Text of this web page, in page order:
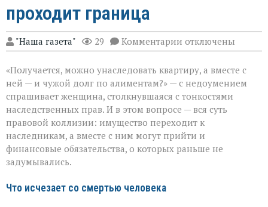
проходит граница
"Наша газета" 29 Комментарии к
записи
и
наследство:
проходит
граница
отключены
«Получается, можно унаследовать квартиру, а вместе с
ней — и чужой долг по алиментам?» — с недоумением
спрашивает женщина, столкнувшаяся с тонкостями
наследственных прав. И в этом вопросе — вся суть
правовой коллизии: имущество переходит к
наследникам, а вместе с ним могут прийти и
финансовые обязательства, о которых раньше не
задумывались.
Что исчезает со смертью человека